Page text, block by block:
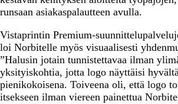
runsaan asiakaspalautteen avulla.
Vistaprintin Premium-
loi Norbitelle myös visuaalisesti
”Halusin jotain tunnistettavaa ilman
yksityiskohtia, jotta logo näyttäisi
pienikokoisena. Toiveena oli, että logo
itsekseen ilman viereen painettua